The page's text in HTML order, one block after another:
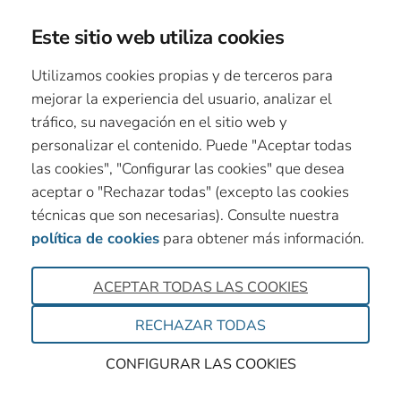
Este sitio web utiliza cookies
Utilizamos cookies propias y de terceros para
mejorar la experiencia del usuario, analizar el
tráfico, su navegación en el sitio web y
personalizar el contenido. Puede "Aceptar todas
las cookies", "Configurar las cookies" que desea
aceptar o "Rechazar todas" (excepto las cookies
técnicas que son necesarias). Consulte nuestra
política de cookies para obtener más información.
ACEPTAR TODAS LAS COOKIES
RECHAZAR TODAS
CONFIGURAR LAS COOKIES